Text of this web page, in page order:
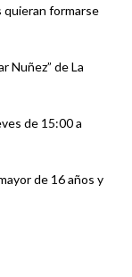
formarse
Nuñez” de La
de 15:00 a
de 16 años y